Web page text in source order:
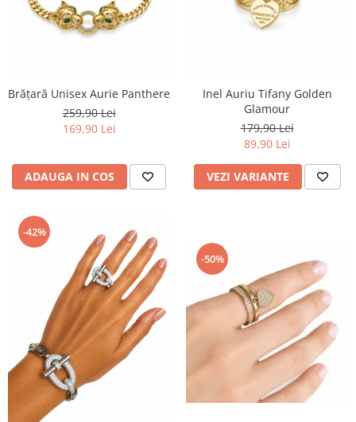
Brățară Unisex Aurie Panthere
259,90 Lei
169,90 Lei
ADAUGA IN COS
Inel Auriu Tifany Golden
Glamour
179,90 Lei
89,90 Lei
VEZI VARIANTE
-42%
-50%